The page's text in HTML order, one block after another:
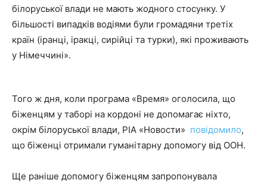
білоруської влади не мають жодного стосунку. У
більшості випадків водіями були громадяни третіх
країн (іранці, іракці, сирійці та турки), які проживають
у Німеччині».
Того ж дня, коли програма «Время» оголосила, що
біженцям у таборі на кордоні не допомагає ніхто,
окрім білоруської влади, РІА «Новости» повідомило,
що біженці отримали гуманітарну допомогу від ООН.
Ще раніше допомогу біженцям запропонувала